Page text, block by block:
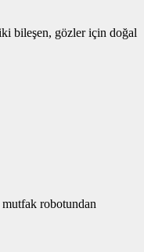
bileşen, gözler için doğal
robotundan